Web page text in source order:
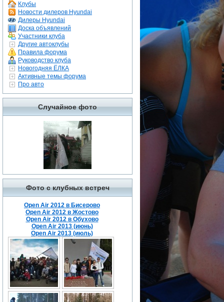
Клубы
Новости дилеров Hyundai
Дилеры Hyundai
Доска объявлений
Участники клуба
Другие автоклубы
Правила форума
Руководство клуба
Новогодняя ЁЛКА
Активные темы форума
Про авто
Случайное фото
Фото с клубных встреч
Open Air 2012 в Бисерово
Open Air 2012 в Жостово
Open Air 2012 в Обухово
Open Air 2013 (июнь)
Open Air 2013 (июль)